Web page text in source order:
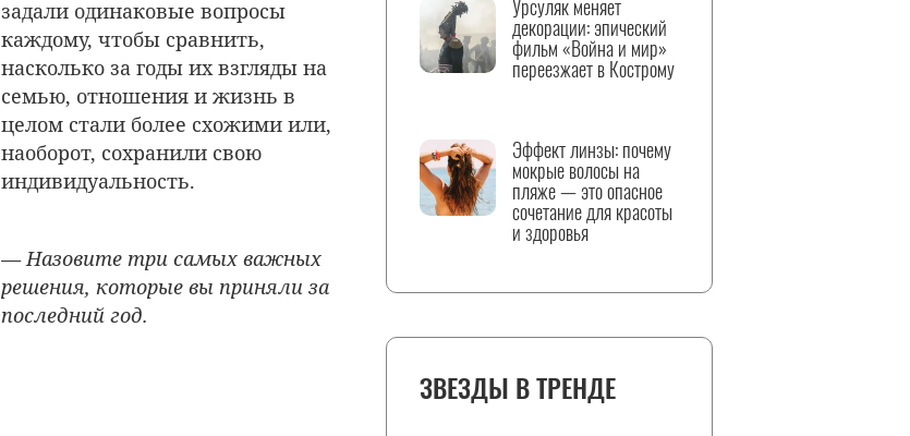
задали одинаковые вопросы
каждому, чтобы сравнить,
насколько за годы их взгляды на
семью, отношения и жизнь в
целом стали более схожими или,
наоборот, сохранили свою
индивидуальность.
— Назовите три самых важных
решения, которые вы приняли за
последний год.
Урсуляк меняет
декорации: эпический
фильм «Война и мир»
переезжает в Кострому
Эффект линзы: почему
мокрые волосы на
пляже — это опасное
сочетание для красоты
и здоровья
ЗВЕЗДЫ В ТРЕНДЕ